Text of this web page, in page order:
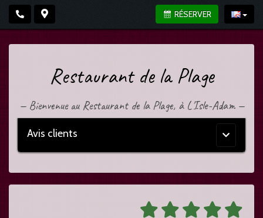
RÉSERVER
Restaurant de la Plage
—Bienvenue au Restaurant de la Plage, à L'Isle-Adam —
Menu
principal
Avis clients